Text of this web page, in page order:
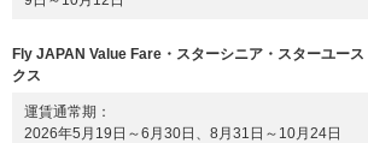
Fly JAPAN Value Fare・スターシニア・スターユー
クス
運賃通常期
2026年5月19日～6月30日、8月31日～10月24日